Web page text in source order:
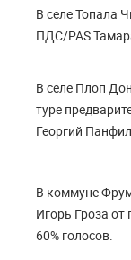
В селе Топала
ПДС/PAS
В селе Плоп
туре
Георгий
В коммуне
Игорь Гроза от
60% голосов.